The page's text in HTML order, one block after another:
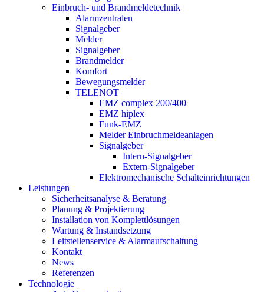
Einbruch- und Brandmeldetechnik
Alarmzentralen
Signalgeber
Melder
Signalgeber
Brandmelder
Komfort
Bewegungsmelder
TELENOT
EMZ complex 200/400
EMZ hiplex
Funk-EMZ
Melder Einbruchmeldeanlagen
Signalgeber
Intern-Signalgeber
Extern-Signalgeber
Elektromechanische Schalteinrichtungen
Leistungen
Sicherheitsanalyse & Beratung
Planung & Projektierung​
Installation von Komplettlösungen
Wartung & Instandsetzung
Leitstellenservice & Alarmaufschaltung
Kontakt
News
Referenzen
Technologie